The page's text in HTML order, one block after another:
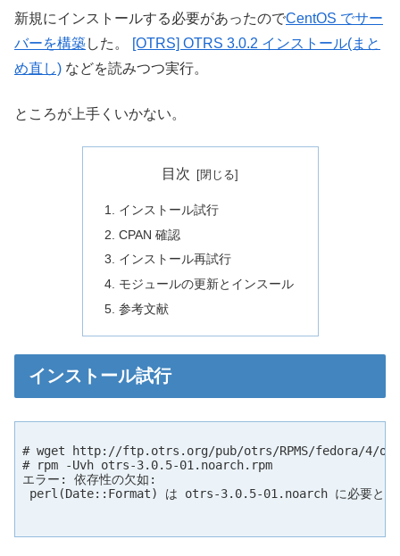
新規にインストールする必要があったのでCentOS でサー
バーを構築した。
[OTRS] OTRS 3.0.2 インストール(まと
め直し) などを読みつつ実行。
ところが上手くいかない。
目次
インストール試行
CPAN 確認
インストール再試行
モジュールの更新とインスール
参考文献
インストール試行
# wget http://ftp.otrs.org/pub/otrs/RPMS/fedora/4/
# rpm -Uvh otrs-3.0.5-01.noarch.rpm
エラー: 依存性の欠如:
perl(Date::Format) は otrs-3.0.5-01.noarch に必要とさ